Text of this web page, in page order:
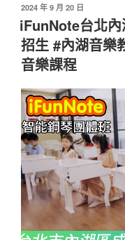
發
佈
於
2024 年 9 月 20 日
iFunNote台北
招生 #內湖音樂
音樂課程